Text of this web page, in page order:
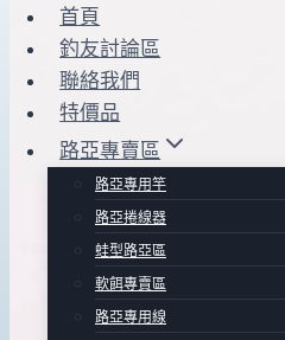
首頁
釣友討論區
聯絡我們
特價品
路亞專賣區
路亞專用竿
路亞捲線器
蛙型路亞區
軟餌專賣區
路亞專用線